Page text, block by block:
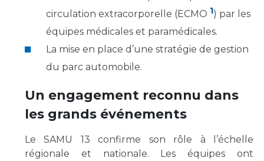
circulation extracorporelle (ECMO 1) par les
équipes médicales et paramédicales.
La mise en place d’une stratégie de gestion
du parc automobile.
Un engagement reconnu dans
les grands événements
Le SAMU 13 confirme son rôle à l’échelle
régionale et nationale. Les équipes ont